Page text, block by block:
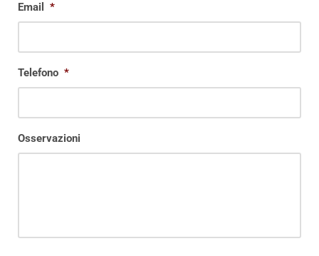
Email *
Telefono *
Osservazioni